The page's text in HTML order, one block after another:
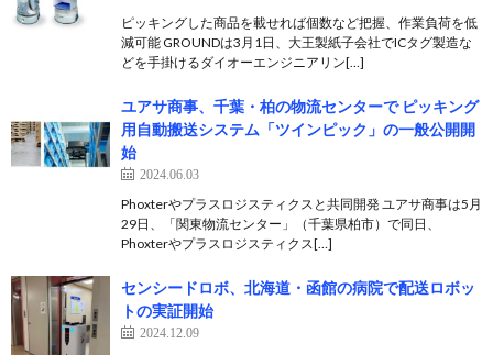
ピッキングした商品を載せれば個数など把握、作業負荷を低
減可能 GROUNDは3月1日、大王製紙子会社でICタグ製造な
どを手掛けるダイオーエンジニアリン[…]
ユアサ商事、千葉・柏の物流センターで ピッキング
用自動搬送システム「ツインピック」の一般公開開
始
2024.06.03
Phoxterやプラスロジスティクスと共同開発 ユアサ商事は5月
29日、「関東物流センター」（千葉県柏市）で同日、
Phoxterやプラスロジスティクス[…]
センシードロボ、北海道・函館の病院で配送ロボッ
トの実証開始
2024.12.09